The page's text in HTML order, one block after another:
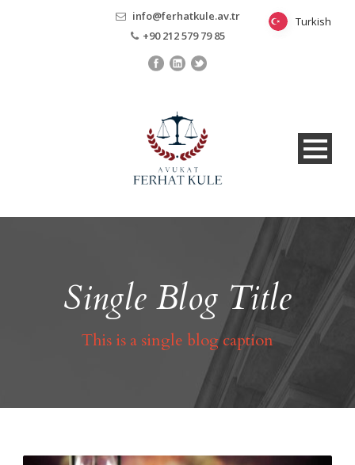
info@ferhatkule.av.tr
+90 212 579 79 85
Single Blog Title
This is a single blog caption
Turkish
Turkish